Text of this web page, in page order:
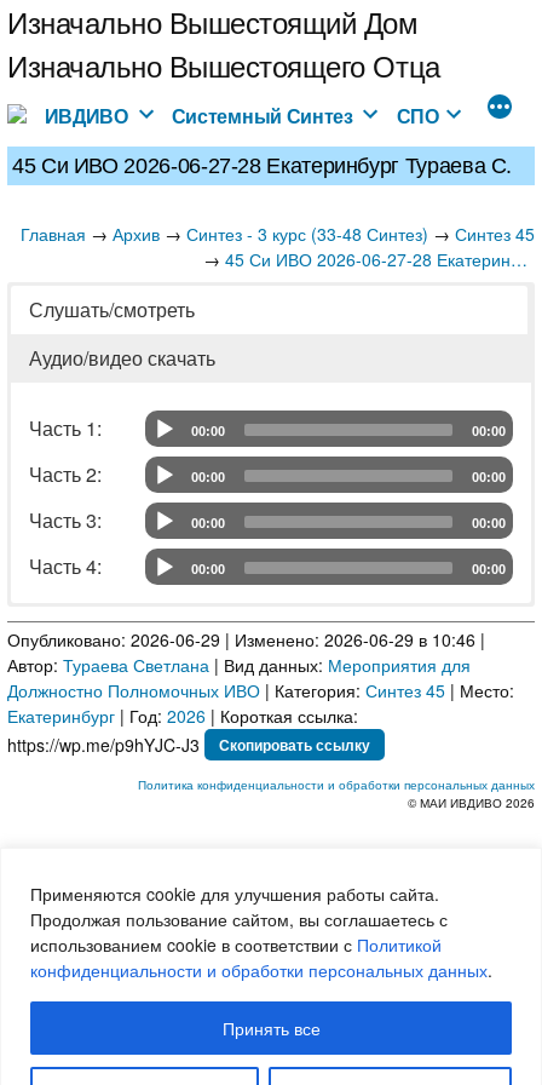
Применяются cookie для улучшения работы сайта.
Продолжая пользование сайтом, вы соглашаетесь с
использованием cookie в соответствии с Политикой
конфиденциальности и обработки персональных данных.
Принять все
Перейти
к
содержимому
Изначально Вышестоящий Дом
Изначально Вышестоящего Отца
ИВДИВО Системный Синтез СПО
45 Си ИВО 2026-06-27-28 Екатеринбург Тураева С.
Главная → Архив → Синтез - 3 курс (33-48 Синтез) → Синтез 45
→
45 Си ИВО 2026-06-27-28 Екатеринбург Тураева С.
Слушать/смотреть
Аудио/видео скачать
Audio Player 00:00 00:00
Audio Player 00:00 00:00
Audio Player 00:00 00:00
Audio Player 00:00 00:00
Часть 1:Аудио
Часть 2:Аудио
Часть 3:Аудио
Часть 4: Аудио
Опубликовано: 2026-06-29 | Изменено: 2026-06-29 в 10:46 |
Автор: Тураева Светлана | Вид данных: Мероприятия для
Должностно Полномочных ИВО | Категория: Синтез 45 | Место:
Екатеринбург | Год: 2026 | Короткая ссылка:
Скопировать ссылку
Политика конфиденциальности и обработки персональных данных
© МАИ ИВДИВО 2026